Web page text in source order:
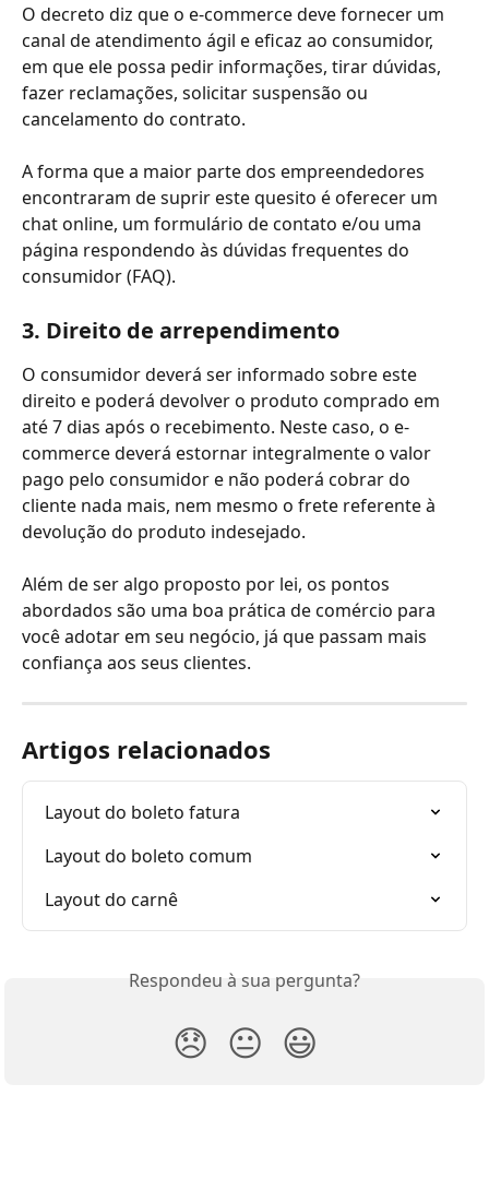
O decreto diz que o e-commerce deve fornecer um
canal de atendimento ágil e eficaz ao consumidor,
em que ele possa pedir informações, tirar dúvidas,
fazer reclamações, solicitar suspensão ou
cancelamento do contrato.
A forma que a maior parte dos empreendedores
encontraram de suprir este quesito é oferecer um
chat online, um formulário de contato e/ou uma
página respondendo às dúvidas frequentes do
consumidor (FAQ).
3. Direito de arrependimento
O consumidor deverá ser informado sobre este
direito e poderá devolver o produto comprado em
até 7 dias após o recebimento. Neste caso, o e-
commerce deverá estornar integralmente o valor
pago pelo consumidor e não poderá cobrar do
cliente nada mais, nem mesmo o frete referente à
devolução do produto indesejado.
Além de ser algo proposto por lei, os pontos
abordados são uma boa prática de comércio para
você adotar em seu negócio, já que passam mais
confiança aos seus clientes.
Artigos relacionados
Layout do boleto fatura
Layout do boleto comum
Layout do carnê
Respondeu à sua pergunta?
😞 😐 😃